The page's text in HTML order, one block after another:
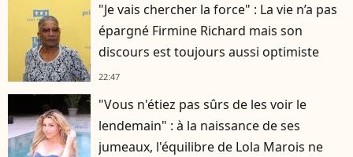
"Je vais chercher la force" : La vie n’a pas
épargné Firmine Richard mais son
discours est toujours aussi optimiste
22:47
"Vous n'étiez pas sûrs de les voir le
lendemain" : à la naissance de ses
jumeaux, l'équilibre de Lola Marois ne